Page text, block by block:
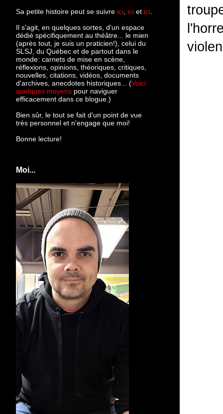
Sa petite histoire peut se suivre ici ici et ici
Il s'agit, en quelques sortes, d'un espace
dédié spécifiquement au théâtre... le mien
(après tout, je suis un praticien!), celui du
SLSJ, du Québec et de partout dans le
monde: carnets de mise en scène,
réflexions, opinions, théoriques, critiques,
nouvelles, citations, vidéos, documents
d'archives, anecdotes historiques... (Voici
quelques moyens pour naviguer
efficacement dans ce blogue.)
Bien sûr, le tout se fait d'un point de vue
très personnel et n'engage que moi!
Bonne lecture!
Moi...